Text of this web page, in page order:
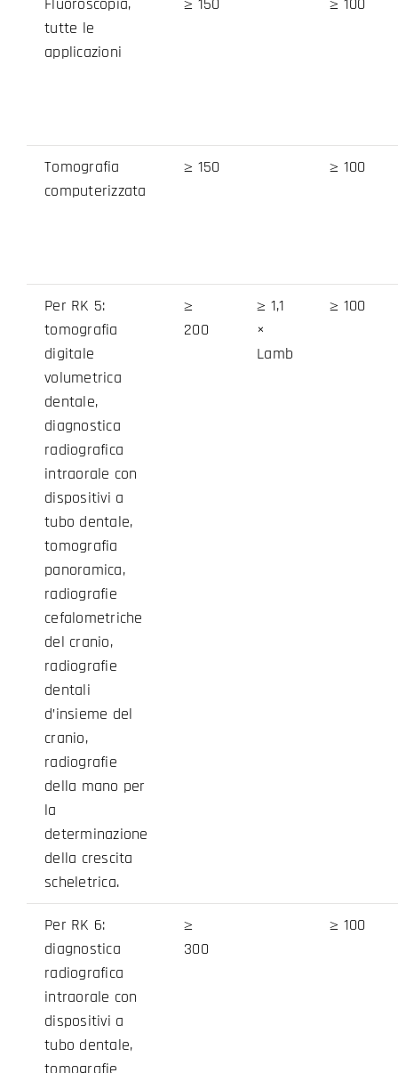
Fluoroscopia,
tutte le
applicazioni
≥ 150 ≥ 100
Tomografia
computerizzata
≥ 150 ≥ 100
Per RK 5:
tomografia
digitale
volumetrica
dentale,
diagnostica
radiografica
intraorale con
dispositivi a
tubo dentale,
tomografia
panoramica,
radiografie
cefalometriche
del cranio,
radiografie
dentali
d’insieme del
cranio,
radiografie
della mano per
la
determinazione
della crescita
scheletrica.
≥
200
≥ 1,1
×
Lamb
≥ 100
Per RK 6:
diagnostica
radiografica
intraorale con
dispositivi a
tubo dentale,
≥
300
≥ 100